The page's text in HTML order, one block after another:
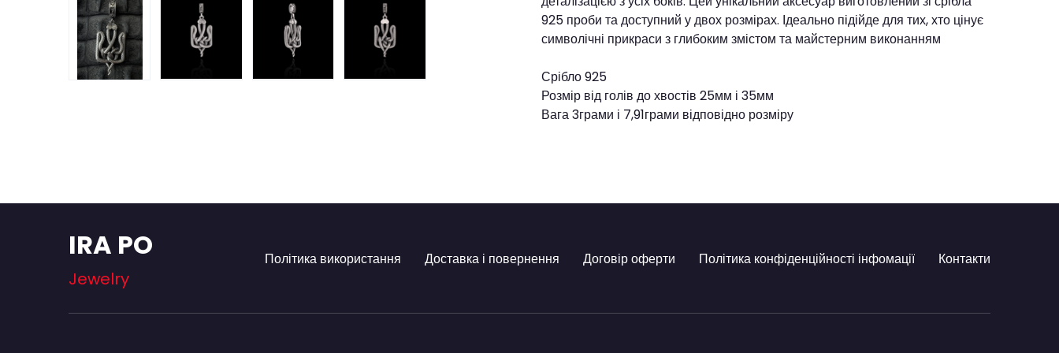
925 проби та доступний у двох розмірах. Ідеально підійде для тих, хто цінує
символічні прикраси з глибоким змістом та майстерним виконанням
Срібло 925
Розмір від голів до хвостів 25мм і 35мм
Вага 3грами і 7,91грами відповідно розміру
IRA PO
Jewelry
Політика використання Доставка і повернення Договір оферти Політика конфіденційності інфомації Контакти